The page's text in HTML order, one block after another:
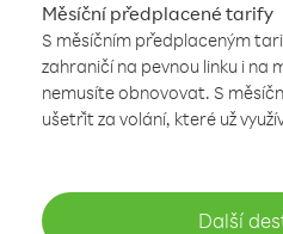
Měsíční předplacené tarify
S měsíčním předplaceným
zahraničí na pevnou linku i na
nemusíte obnovovat. S
ušetřit za volání, které už
Další